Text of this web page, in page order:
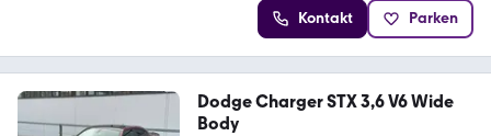
Kontakt Parken
Dodge Charger STX 3,6 V6 Wide
Body